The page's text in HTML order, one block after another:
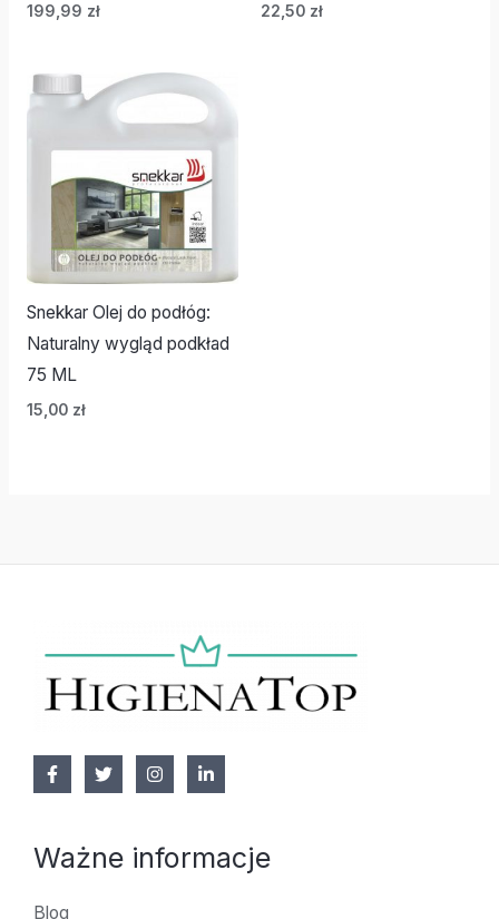
199,99 zł 22,50 zł
Snekkar Olej do podłóg:
Naturalny wygląd podkład
75 ML
15,00 zł
Ważne informacje
Blog